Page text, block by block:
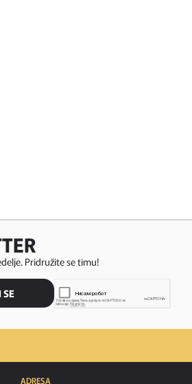
Pridružite se timu!
SE
ADRESA